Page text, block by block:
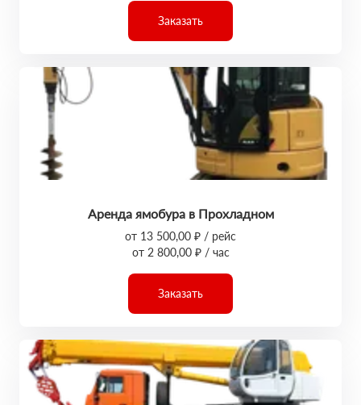
Заказать
Аренда ямобура в Прохладном
от 13 500,00 ₽ / рейс
от 2 800,00 ₽ / час
Заказать